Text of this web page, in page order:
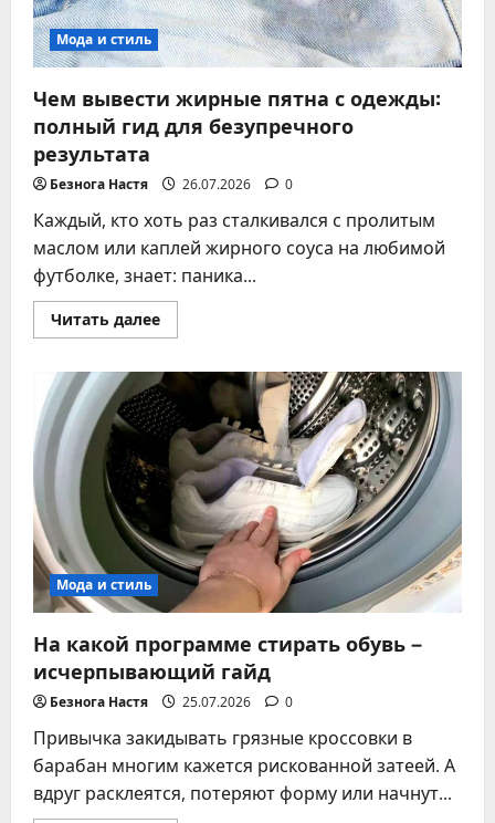
Мода и стиль
Чем вывести жирные пятна с одежды:
полный гид для безупречного
результата
Безнога Настя 26.07.2026 0
Каждый, кто хоть раз сталкивался с пролитым
маслом или каплей жирного соуса на любимой
футболке, знает: паника...
Читать далееПрочитать
больше
вывести
жирные
пятна
с
одежды:
полный
гид
для
безупречного
результата
Мода и стиль
На какой программе стирать обувь –
исчерпывающий гайд
Безнога Настя 25.07.2026 0
Привычка закидывать грязные кроссовки в
барабан многим кажется рискованной затеей. А
вдруг расклеятся, потеряют форму или начнут...